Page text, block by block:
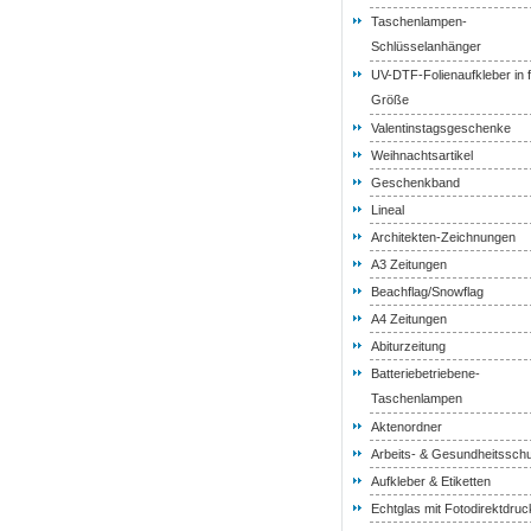
Taschenlampen-
Schlüsselanhänger
UV-DTF-Folienaufkleber in
Größe
Valentinstagsgeschenke
Weihnachtsartikel
Geschenkband
Lineal
Architekten-Zeichnungen
A3 Zeitungen
Beachflag/Snowflag
A4 Zeitungen
Abiturzeitung
Batteriebetriebene-
Taschenlampen
Aktenordner
Arbeits- &
Aufkleber & Etiketten
Echtglas mit